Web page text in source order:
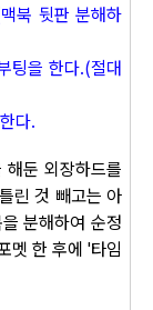
북 뒷판 분해하
을 한다.(절대
다.
둔 외장하드를
린 것 빼고는 아
분해하여 순정
멧 한 후에 '타임